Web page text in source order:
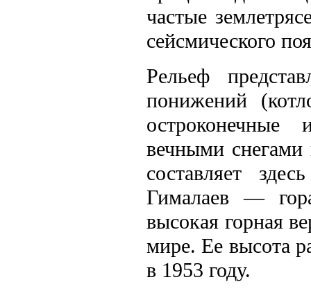
частые
сейсмического
Рельеф
понижений
вечными
составляет
Гималаев —
высокая горная
мире. Ее высота
в 1953 году.